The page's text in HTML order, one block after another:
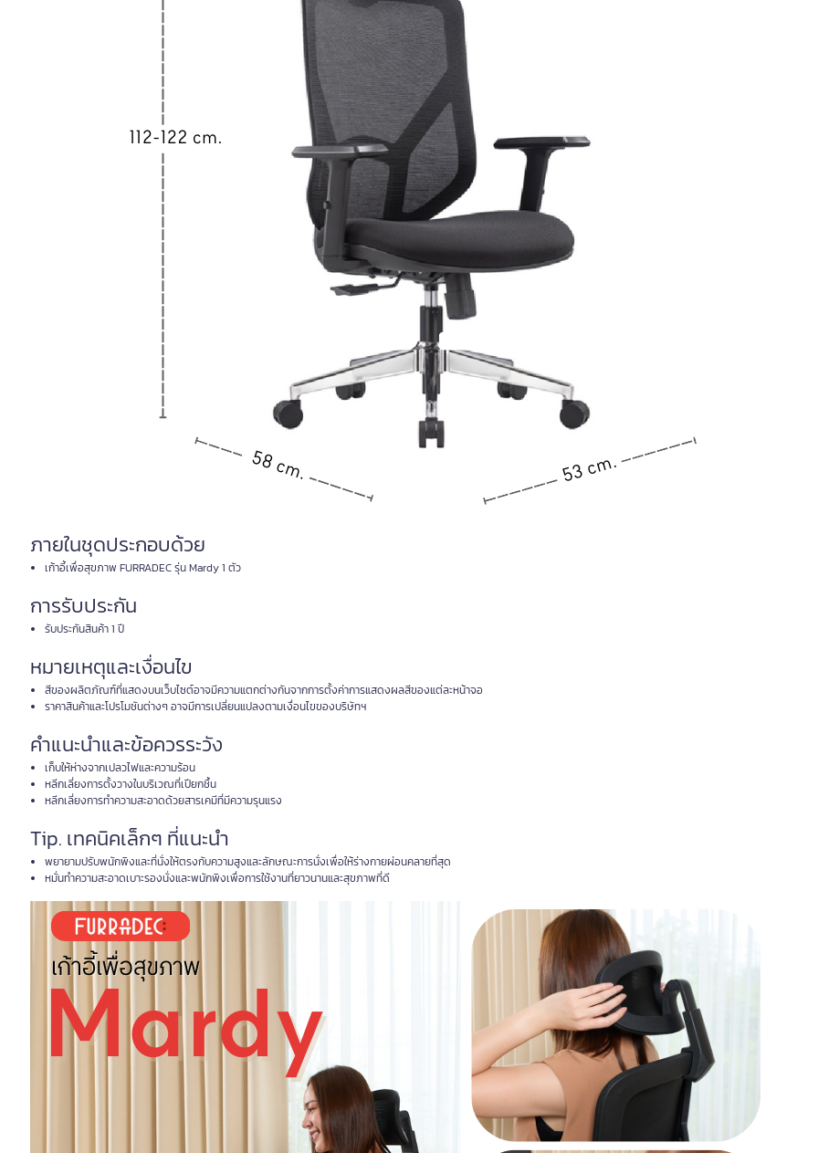
ภายในชุดประกอบด้วย
เก้าอี้เพื่อสุขภาพ FURRADEC รุ่น Mardy 1 ตัว
การรับประกัน
รับประกันสินค้า 1 ปี
หมายเหตุและเงื่อนไข
สีของผลิตภัณฑ์ที่แสดงบนเว็บไซต์อาจมีความแตกต่างกันจากการตั้งค่าการแสดงผลสีของแต่ละหน้าจอ
ราคาสินค้าและโปรโมชันต่างๆ อาจมีการเปลี่ยนแปลงตามเงื่อนไขของบริษัทฯ
คำแนะนำและข้อควรระวัง
เก็บให้ห่างจากเปลวไฟและความร้อน
หลีกเลี่ยงการตั้งวางในบริเวณที่เปียกชื้น
หลีกเลี่ยงการทำความสะอาดด้วยสารเคมีที่มีความรุนแรง
Tip. เทคนิคเล็กๆ ที่แนะนำ
พยายามปรับพนักพิงและที่นั่งให้ตรงกับความสูงและลักษณะการนั่งเพื่อให้ร่างกายผ่อนคลายที่สุด
หมั่นทำความสะอาดเบาะรองนั่งและพนักพิงเพื่อการใช้งานที่ยาวนานและสุขภาพที่ดี